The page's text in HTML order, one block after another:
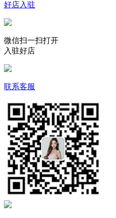
好店入驻
微信扫一扫打开
入驻好店
联系客服